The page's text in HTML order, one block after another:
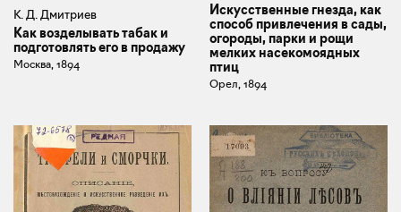
К. Д. Дмитриев
Как возделывать табак и
подготовлять его в продажу
Москва, 1894
Искусственные гнезда, как
способ привлечения в сады,
огороды, парки и рощи
мелких насекомоядных
птиц
Орел, 1894